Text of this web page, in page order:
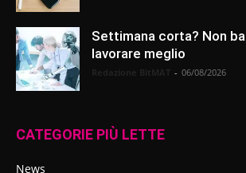
Settimana corta? Non
lavorare meglio
- 06/08/2026
CATEGORIE PIÙ LETTE
News